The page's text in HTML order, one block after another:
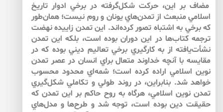
مضاف بر اين، حركت شكل‌‌گرفته در برخي ادوار تاريخ
اسلامي منبعث از تمدن‌‌هاي يونان و روم نيست؛ همان‌طور
كه برخي به اشتباه تصور كرده‌‌اند. اين تمدن زاييده نهضت
ترجمه كتاب‌ها در اين دوران بوده است، بلكه اين تمدن
نشأت‌‌يافته از به كارگيري برخي تعاليم ديني بوده كه در
مقايسه با آنچه خداوند متعال براي انسان در عصر تمدن
نوين اسلامي اراده كرده است؛ شمه‌‌اي محدود محسوب
خواهد شد. بنابراين، در روند طولي و تكاملي شكل‌‌گيري
تمدن نوين اسلامي، هرگاه به روح حاكم بر اين تمدن كه
حقيقت دين بوده است، توجه شد و طرح‌‌ها و مدل‌‌هاي